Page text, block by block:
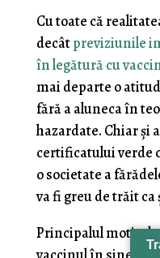
Cu toate că
decâtpreviziunile
în legătură cu
mai departe o
fără a aluneca în
hazardate. Chiar și
certificatului verde
o societate a
va fi greu de trăit ca
Principalul motiv